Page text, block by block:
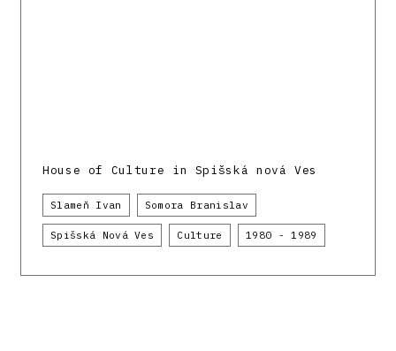
House of Culture in Spišská nová Ves
Slameň Ivan Somora Branislav
Spišská Nová Ves Culture 1980 - 1989